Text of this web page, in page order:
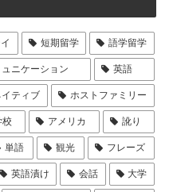
短期留学 語学留学
ュニケーション 英語
イティブ ホストファミリー
校 アメリカ 訛り
単語 観光 フレーズ
英語漬け 会話 大学